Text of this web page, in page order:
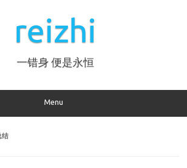
reizhi
一错身 便是永恒
Menu
结